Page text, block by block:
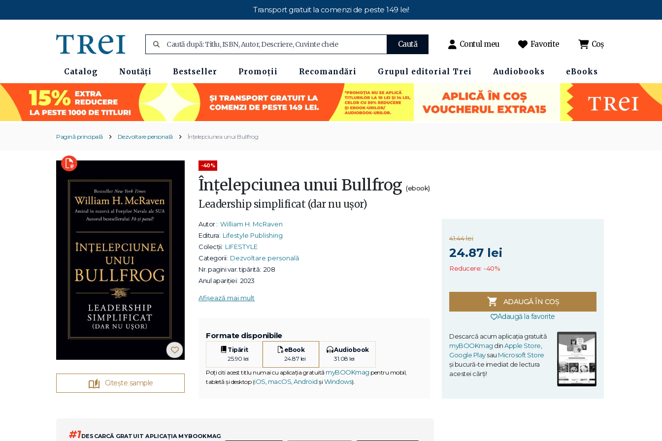
Transport gratuit la comenzi de peste 149 lei!
Caută Contul meu Favorite Coș
Catalog Noutăți Bestseller Promoții Recomandări Grupul editorial Trei Audiobooks eBooks
Pagină principală Dezvoltare personală Înțelepciunea unui Bullfrog
Citește sample
-40%
Înțelepciunea unui Bullfrog (ebook)
Leadership simplificat (dar nu ușor)
Autor : William H. McRaven
Editura: Lifestyle Publishing
Colecții: LIFESTYLE
Categorii: Dezvoltare personală
Nr. pagini var. tipărită: 208
Anul apariției: 2023
Afișează mai mult
Formate disponibile
Tipărit
25.90 lei
eBook
24.87 lei
Audiobook
31.08 lei
Poți citi acest titlu numai cu aplicația gratuită myBOOKmag pentru mobil,
tabletă și desktop (iOS macOS Android și Windows).
41.44 lei
24.87 lei
Reducere: -40%
ADAUGĂ ÎN COȘ
Adaugă la favorite
Descarcă acum aplicația gratuită
myBOOKmag dinApple Store
Google Playsau Microsoft Store
și bucură-te imediat de lectura
acestei cărți!
#1DESCARCĂ GRATUIT APLICAȚIA MYBOOKMAG